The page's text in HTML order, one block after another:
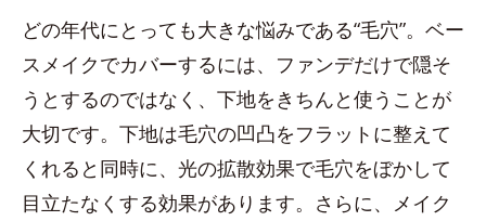
どの年代にとっても大きな悩みである“毛穴”。ベー
スメイクでカバーするには、ファンデだけで隠そ
うとするのではなく、下地をきちんと使うことが
大切です。下地は毛穴の凹凸をフラットに整えて
くれると同時に、光の拡散効果で毛穴をぼかして
目立たなくする効果があります。さらに、メイク